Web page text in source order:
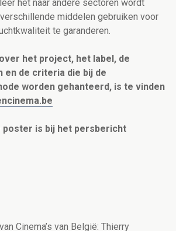
het naar andere sectoren wordt
middelen gebruiken voor
te garanderen.
het project, het label, de
en de criteria die bij de
worden gehanteerd, is te vinden
poster is bij het persbericht
Cinema’s van België: Thierry